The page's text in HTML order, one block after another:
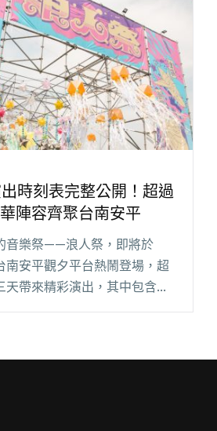
全文 "【島路行動X吹專訪】見
VUIZE王鍾惟談客語饒舌歌曲
在離開家後才能體會到的概
時刻表完整公開！超過
陣容齊聚台南安平
音樂祭——浪人祭，即將於
南安平觀夕平台熱鬧登場，超
天帶來精彩演出，其中包含十